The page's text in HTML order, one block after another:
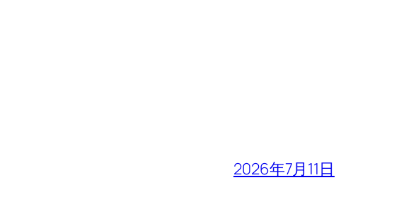
2026年7月11日